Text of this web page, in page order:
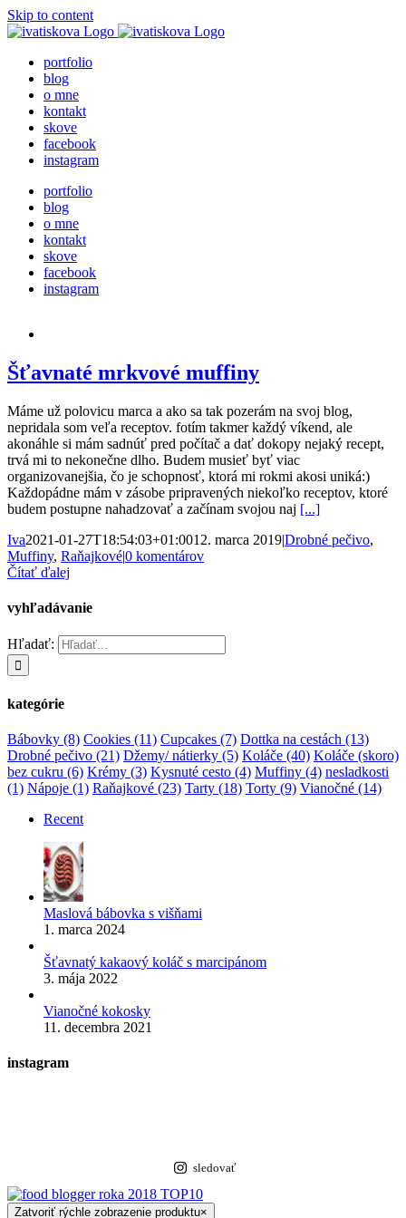
Skip to content
portfolio
blog
o mne
kontakt
skove
facebook
instagram
portfolio
blog
o mne
kontakt
skove
facebook
instagram
Šťavnaté mrkvové muffiny
Máme už polovicu marca a ako sa tak pozerám na svoj blog,
nepridala som veľa receptov. fotím takmer každý víkend, ale
akonáhle si mám sadnúť pred počítač a dať dokopy nejaký recept,
trvá mi to nekonečne dlho. Budem musieť byť viac
organizovanejšia, čo je schopnosť, ktorá mi rokmi akosi uniká:)
Každopádne mám v zásobe pripravených niekoľko receptov, ktoré
budem postupne nahadzovať a začínam svojou naj [...]
Iva2021-01-27T18:54:03+01:0012. marca 2019|Drobné pečivo,
Muffiny, Raňajkové|0 komentárov
Čítať ďalej
vyhľadávanie
Hľadať:
kategórie
Bábovky (8) Cookies (11) Cupcakes (7) Dottka na cestách (13)
Drobné pečivo (21) Džemy/ nátierky (5) Koláče (40) Koláče (skoro)
bez cukru (6) Krémy (3) Kysnuté cesto (4) Muffiny (4) nesladkosti
(1) Nápoje (1) Raňajkové (23) Tarty (18) Torty (9) Vianočné (14)
Recent
Maslová bábovka s višňami
1. marca 2024
Šťavnatý kakaový koláč s marcipánom
3. mája 2022
Vianočné kokosky
11. decembra 2021
instagram
sledovať
Zatvoriť rýchle zobrazenie produktu×